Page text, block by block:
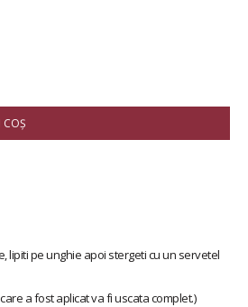
lipiti pe unghie apoi stergeti cu un servetel
a fost aplicat va fi uscata complet.)